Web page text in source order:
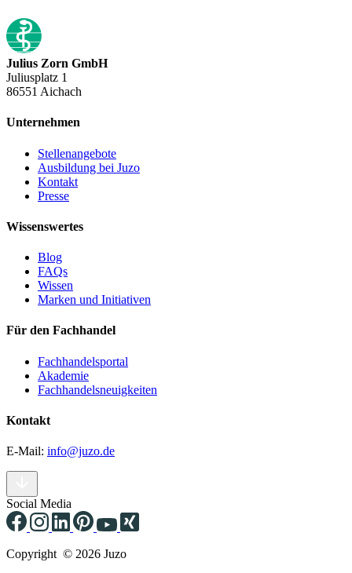
Julius Zorn GmbH
Juliusplatz 1
86551 Aichach
Unternehmen
Stellenangebote
Ausbildung bei Juzo
Kontakt
Presse
Wissenswertes
Blog
FAQs
Wissen
Marken und Initiativen
Für den Fachhandel
Fachhandelsportal
Akademie
Fachhandelsneuigkeiten
Kontakt
E-Mail: info@juzo.de
Social Media
Copyright © 2026 Juzo